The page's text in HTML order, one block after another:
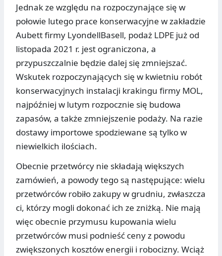
Jednak ze względu na rozpoczynające się w
połowie lutego prace konserwacyjne w zakładzie
Aubett firmy LyondellBasell, podaż LDPE już od
listopada 2021 r. jest ograniczona, a
przypuszczalnie będzie dalej się zmniejszać.
Wskutek rozpoczynających się w kwietniu robót
konserwacyjnych instalacji krakingu firmy MOL,
najpóźniej w lutym rozpocznie się budowa
zapasów, a także zmniejszenie podaży. Na razie
dostawy importowe spodziewane są tylko w
niewielkich ilościach.
Obecnie przetwórcy nie składają większych
zamówień, a powody tego są następujące: wielu
przetwórców robiło zakupy w grudniu, zwłaszcza
ci, którzy mogli dokonać ich ze zniżką. Nie mają
więc obecnie przymusu kupowania wielu
przetwórców musi podnieść ceny z powodu
zwiększonych kosztów energii i robocizny. Wciąż